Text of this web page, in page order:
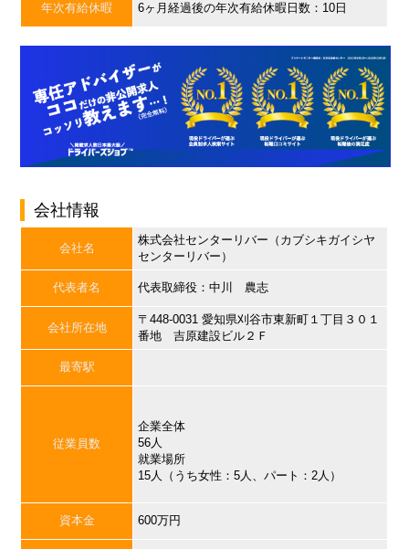
年次有給休暇 6ヶ月経過後の年次有給休暇日数：10日
会社情報
会社名
株式会社センターリバー（カブシキガイシヤ
センターリバー）
代表者名 代表取締役：中川 農志
会社所在地
〒448-0031 愛知県刈谷市東新町１丁目３０１
番地 吉原建設ビル２Ｆ
最寄駅
従業員数
企業全体
56人
就業場所
15人（うち女性：5人、パート：2人）
資本金 600万円